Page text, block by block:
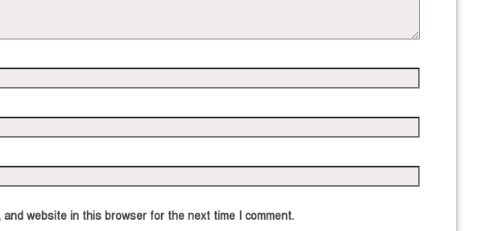
and website in this browser for the next time I comment.